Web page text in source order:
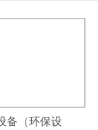
备（环保设